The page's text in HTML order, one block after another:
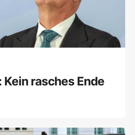
Kein rasches Ende